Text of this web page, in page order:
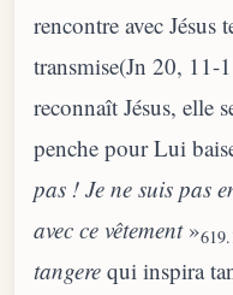
rencontre avec Jésus
transmise(Jn 20, 11-
reconnaît Jésus, elle
penche pour Lui
pas ! Je ne suis pas
avec ce vêtement»
tangere qui inspira